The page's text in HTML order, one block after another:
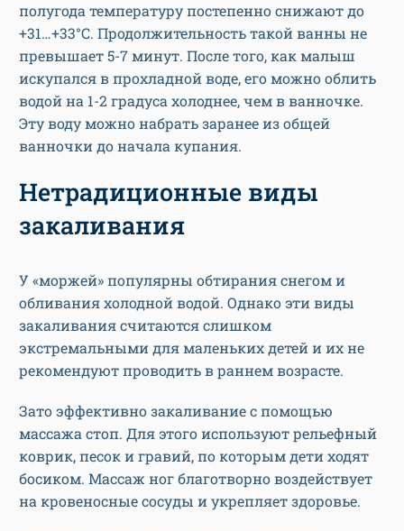
полугода температуру постепенно снижают до
+31…+33°С. Продолжительность такой ванны не
превышает 5-7 минут. После того, как малыш
искупался в прохладной воде, его можно облить
водой на 1-2 градуса холоднее, чем в ванночке.
Эту воду можно набрать заранее из общей
ванночки до начала купания.
Нетрадиционные виды
закаливания
У «моржей» популярны обтирания снегом и
обливания холодной водой. Однако эти виды
закаливания считаются слишком
экстремальными для маленьких детей и их не
рекомендуют проводить в раннем возрасте.
Зато эффективно закаливание с помощью
массажа стоп. Для этого используют рельефный
коврик, песок и гравий, по которым дети ходят
босиком. Массаж ног благотворно воздействует
на кровеносные сосуды и укрепляет здоровье.